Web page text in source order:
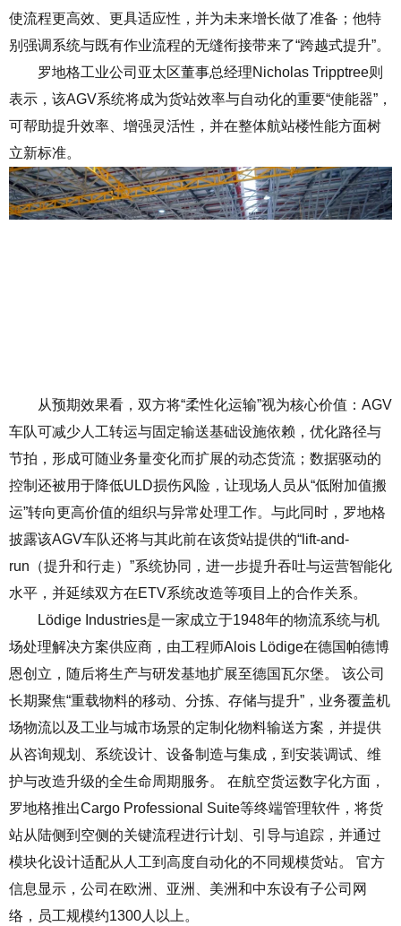
使流程更高效、更具适应性，并为未来增长做了准备；他特
别强调系统与既有作业流程的无缝衔接带来了“跨越式提升”。
罗地格工业公司亚太区董事总经理Nicholas Tripptree则
表示，该AGV系统将成为货站效率与自动化的重要“使能器” ，
可帮助提升效率、增强灵活性，并在整体航站楼性能方面树
立新标准。
从预期效果看，双方将“柔性化运输”视为核心价值： AGV
车队可减少人工转运与固定输送基础设施依赖，优化路径与
节拍，形成可随业务量变化而扩展的动态货流；数据驱动的
控制还被用于降低ULD损伤风险，让现场人员从“低附加值搬
运”转向更高价值的组织与异常处理工作。与此同时，罗地格
披露该AGV车队还将与其此前在该货站提供的“lift-and-
run （提升和行走） ”系统协同，进一步提升吞吐与运营智能化
水平，并延续双方在ETV系统改造等项目上的合作关系。
Lödige Industries是一家成立于1948年的物流系统与机
场处理解决方案供应商，由工程师Alois Lödige在德国帕德博
恩创立，随后将生产与研发基地扩展至德国瓦尔堡。 该公司
长期聚焦“重载物料的移动、分拣、存储与提升” ，业务覆盖机
场物流以及工业与城市场景的定制化物料输送方案，并提供
从咨询规划、系统设计、设备制造与集成，到安装调试、维
护与改造升级的全生命周期服务。 在航空货运数字化方面，
罗地格推出Cargo Professional Suite等终端管理软件，将货
站从陆侧到空侧的关键流程进行计划、引导与追踪，并通过
模块化设计适配从人工到高度自动化的不同规模货站。 官方
信息显示，公司在欧洲、亚洲、美洲和中东设有子公司网
络，员工规模约1300人以上。